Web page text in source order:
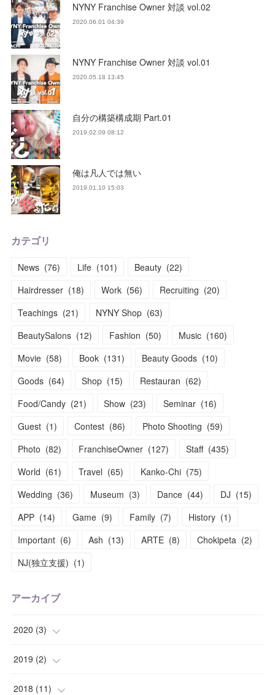
NYNY Franchise Owner 対談 vol.02
2020.06.01 04:39
NYNY Franchise Owner 対談 vol.01
2020.05.18 13:45
自分の構築構成期 Part.01
2019.02.09 08:12
俺は凡人では無い
2019.01.10 15:03
カテゴリ
News (76) Life (101) Beauty (22)
Hairdresser (18) Work (56) Recruiting (20)
Teachings (21) NYNY Shop (63)
BeautySalons (12) Fashion (50) Music (160)
Movie (58) Book (131) Beauty Goods (10)
Goods (64) Shop (15) Restauran (62)
Food/Candy (21) Show (23) Seminar (16)
Guest (1) Contest (86) Photo Shooting (59)
Photo (82) FranchiseOwner (127) Staff (435)
World (61) Travel (65) Kanko-Chi (75)
Wedding (36) Museum (3) Dance (44) DJ (15)
APP (14) Game (9) Family (7) History (1)
Important (6) Ash (13) ARTE (8) Chokipeta (2)
NJ(独立支援) (1)
アーカイブ
2020 (3)
(1
( 1)
2019 (2)
( 1)
2018 (11)